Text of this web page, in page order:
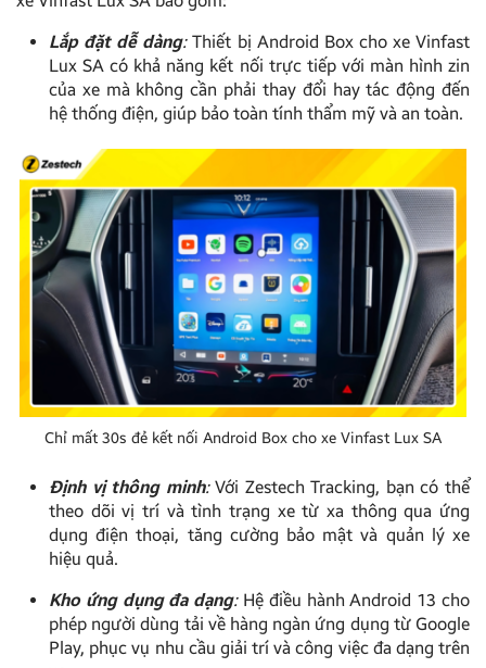
Lắp đặt dễ dàng:Thiết bị Android Box cho xe Vinfast
Lux SA có khả năng kết nối trực tiếp với màn hình zin
của xe mà không cần phải thay đổi hay tác động đến
hệ thống điện, giúp bảo toàn tính thẩm mỹ và an toàn.
Chỉ mất 30s đẻ kết nối Android Box cho xe Vinfast Lux SA
Định vị thông minh:Với Zestech Tracking, bạn có thể
theo dõi vị trí và tình trạng xe từ xa thông qua ứng
dụng điện thoại, tăng cường bảo mật và quản lý xe
hiệu quả.
Kho ứng dụng đa dạng:Hệ điều hành Android 13 cho
phép người dùng tải về hàng ngàn ứng dụng từ Google
Play, phục vụ nhu cầu giải trí và công việc đa dạng trên